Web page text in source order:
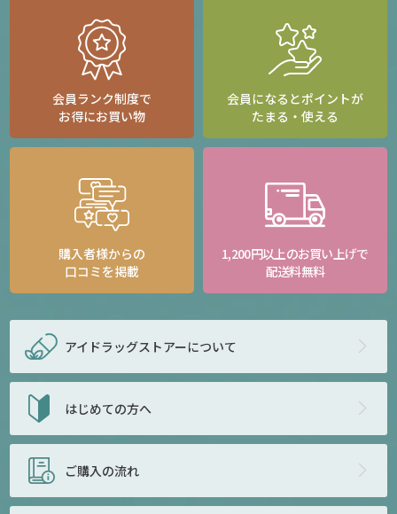
会員ランク制度で
お得にお買い物
会員になるとポイントが
たまる・使える
購入者様からの
口コミを掲載
1,200円以上のお買い上げで
配送料無料
アイドラッグストアーについて
はじめての方へ
ご購入の流れ